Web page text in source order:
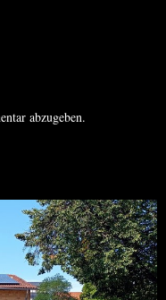
abzugeben.